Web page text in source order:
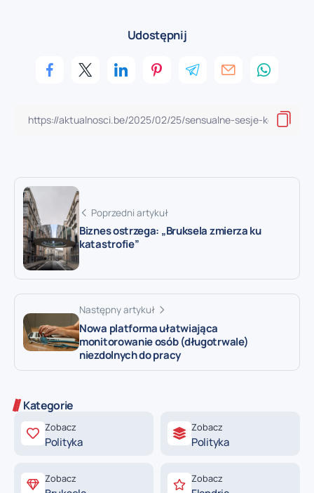
Udostępnij
Poprzedni artykuł
Biznes ostrzega: „Bruksela zmierza ku
katastrofie”
Następny artykuł
Nowa platforma ułatwiająca
monitorowanie osób (długotrwale)
niezdolnych do pracy
Kategorie
Zobacz
Polityka
Zobacz
Polityka
Zobacz Zobacz